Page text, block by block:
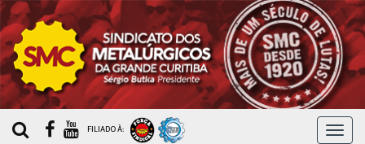
MENU
FILIADO À: